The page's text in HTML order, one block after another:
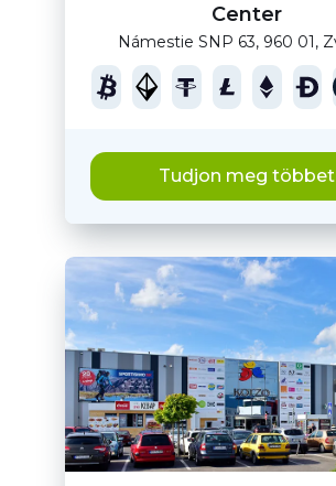
Center
Námestie SNP 63, 960 01,
Tudjon meg többet